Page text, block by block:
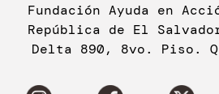
Fundación Ayuda en
República de El
Delta 890, 8vo. Piso.